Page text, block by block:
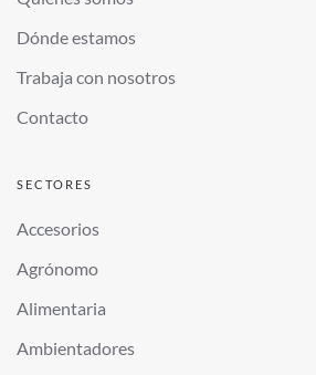
Dónde estamos
Trabaja con nosotros
Contacto
SECTORES
Accesorios
Agrónomo
Alimentaria
Ambientadores